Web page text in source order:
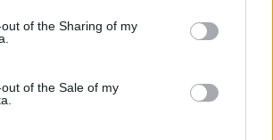
visit or usage behaviour. You may click to
to Google and its third-party tags to
specified purposes in below Google
of the Sharing of my
of the Sale of my